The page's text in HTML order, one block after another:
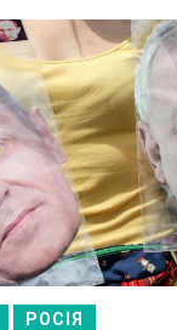
РОСІЯ